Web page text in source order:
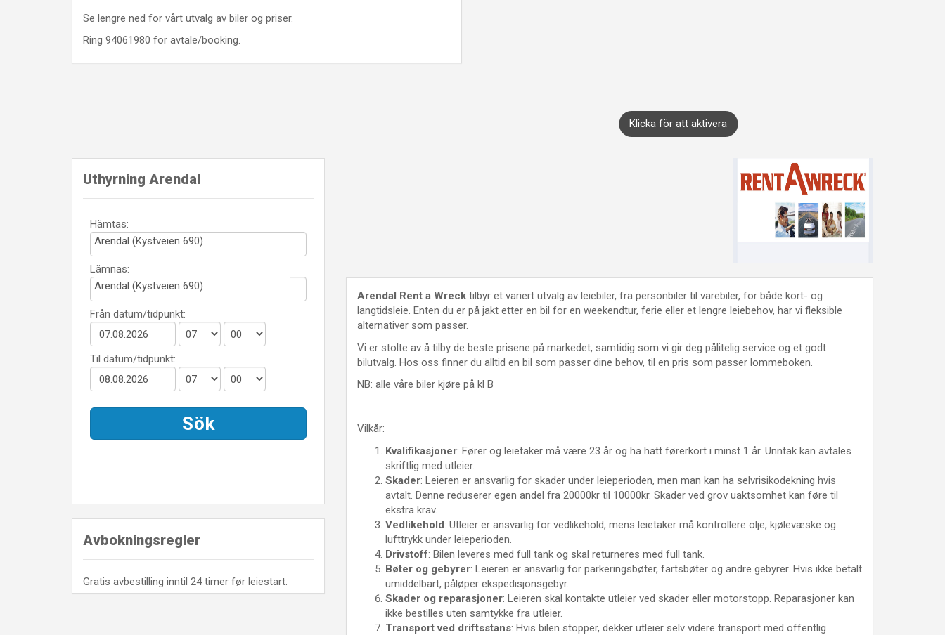
Se lengre ned for vårt utvalg av biler og priser.
Ring 94061980 for avtale/booking.
Klicka för att aktivera
Uthyrning Arendal
Avbokningsregler
Gratis avbestilling inntil 24 timer før leiestart.
Arendal Rent a Wreck tilbyr et variert utvalg av leiebiler, fra personbiler til varebiler, for både kort- og
langtidsleie. Enten du er på jakt etter en bil for en weekendtur, ferie eller et lengre leiebehov, har vi fleksible
alternativer som passer.
Vi er stolte av å tilby de beste prisene på markedet, samtidig som vi gir deg pålitelig service og et godt
bilutvalg. Hos oss finner du alltid en bil som passer dine behov, til en pris som passer lommeboken.
NB: alle våre biler kjøre på kl B
Vilkår:
Kvalifikasjoner: Fører og leietaker må være 23 år og ha hatt førerkort i minst 1 år. Unntak kan avtales
skriftlig med utleier.
Skader: Leieren er ansvarlig for skader under leieperioden, men man kan ha selvrisikodekning hvis
avtalt. Denne reduserer egen andel fra 20000kr til 10000kr. Skader ved grov uaktsomhet kan føre til
ekstra krav.
Vedlikehold: Utleier er ansvarlig for vedlikehold, mens leietaker må kontrollere olje, kjølevæske og
lufttrykk under leieperioden.
Drivstoff: Bilen leveres med full tank og skal returneres med full tank.
Bøter og gebyrer: Leieren er ansvarlig for parkeringsbøter, fartsbøter og andre gebyrer. Hvis ikke betalt
umiddelbart, påløper ekspedisjonsgebyr.
Skader og reparasjoner: Leieren skal kontakte utleier ved skader eller motorstopp. Reparasjoner kan
ikke bestilles uten samtykke fra utleier.
Transport ved driftsstans: Hvis bilen stopper, dekker utleier selv videre transport med offentlig